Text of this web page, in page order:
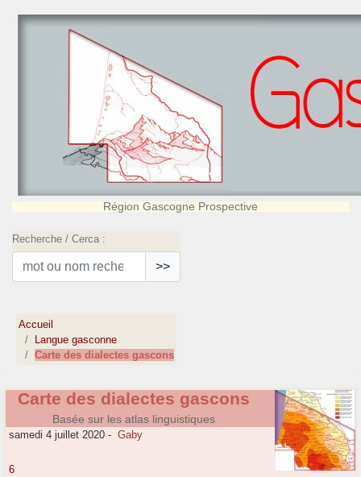
Région Gascogne Prospective
Recherche / Cerca :
>>
Accueil
Langue gasconne
Carte des dialectes gascons
Carte des dialectes gascons
Basée sur les atlas linguistiques
samedi 4 juillet 2020 - Gaby
6